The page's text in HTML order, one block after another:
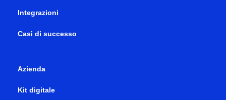
Integrazioni
Casi di successo
Azienda
Kit digitale